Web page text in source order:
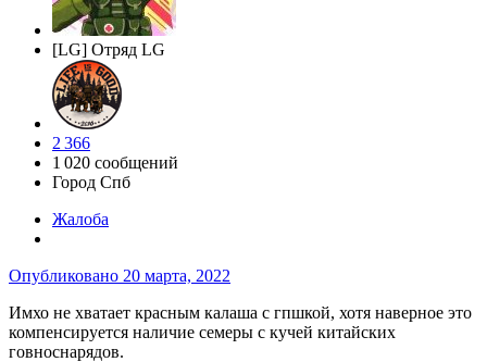
[LG] Отряд LG
2 366
1 020 сообщений
Город Спб
Жалоба
Опубликовано 20 марта, 2022
Имхо не хватает красным калаша с гпшкой, хотя наверное это
компенсируется наличие семеры с кучей китайских
говноснарядов.